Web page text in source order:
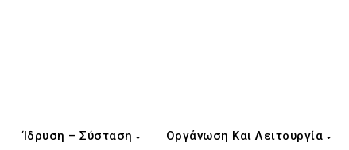
Ίδρυση – Σύσταση Οργάνωση Και Λειτουργία